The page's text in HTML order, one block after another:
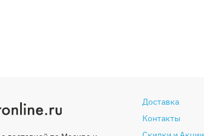
Доставка
Контакты